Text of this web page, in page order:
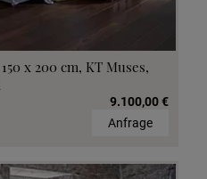
x 200 cm, KT Muses,
9.100,00 €
Anfrage